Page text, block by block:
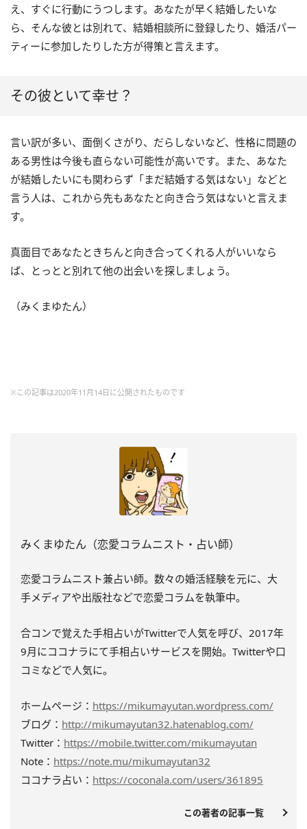
え、すぐに行動にうつします。あなたが早く結婚したいな
ら、そんな彼とは別れて、結婚相談所に登録したり、婚活パー
ティーに参加したりした方が得策と言えます。
その彼といて幸せ？
言い訳が多い、面倒くさがり、だらしないなど、性格に問題の
ある男性は今後も直らない可能性が高いです。また、あなた
が結婚したいにも関わらず「まだ結婚する気はない」などと
言う人は、これから先もあなたと向き合う気はないと言えま
す。
真面目であなたときちんと向き合ってくれる人がいいなら
ば、とっとと別れて他の出会いを探しましょう。
（みくまゆたん）
※この記事は2020年11月14日に公開されたものです
みくまゆたん（恋愛コラムニスト・占い師）
恋愛コラムニスト兼占い師。数々の婚活経験を元に、大
手メディアや出版社などで恋愛コラムを執筆中。
合コンで覚えた手相占いがTwitterで人気を呼び、2017年
9月にココナラにて手相占いサービスを開始。Twitterや口
コミなどで人気に。
ホームページ： https://mikumayutan.wordpress.com/
ブログ： http://mikumayutan32.hatenablog.com/
Twitter： https://mobile.twitter.com/mikumayutan
Note： https://note.mu/mikumayutan32
ココナラ占い： https://coconala.com/users/361895
この著者の記事一覧